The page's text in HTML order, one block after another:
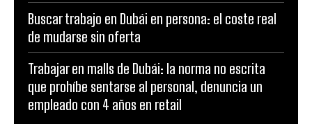
Buscar trabajo en Dubái en persona: el coste real
de mudarse sin oferta
Trabajar en malls de Dubái: la norma no escrita
que prohíbe sentarse al personal, denuncia un
empleado con 4 años en retail